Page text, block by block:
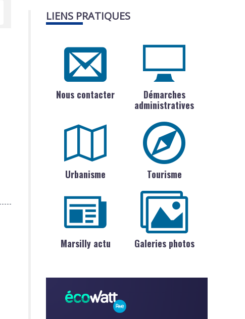
LIENS PRATIQUES
Nous contacter
Démarches
administratives
Urbanisme Tourisme
Marsilly actu Galeries photos